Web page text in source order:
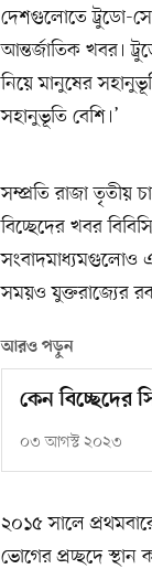
দেশগুলোতে ট্রুডো-
আন্তর্জাতিক খবর।
নিয়ে মানুষের
সহানুভূতি বেশি।’
সম্প্রতি রাজা তৃতীয়
বিচ্ছেদের খবর
সংবাদমাধ্যমগুলোও
সময়ও যুক্তরাজ্যের
আরও পড়ুন
কেন বিচ্ছেদের
০৩ আগস্ট ২০২৩
২০১৫ সালে
ভোগের প্রচ্ছদে